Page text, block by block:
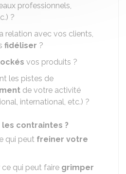
professionnels,
?
relation avec vos clients,
fidéliser ?
vos produits ?
les pistes de
de votre activité
international, etc.) ?
les contraintes ?
qui peut freiner votre
qui peut faire grimper